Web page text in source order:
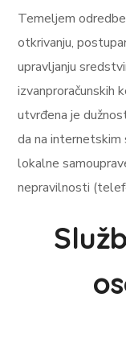
Temeljem
otkrivanju,
upravljanju
izvanproračunskih
utvrđena je
da na internetskim
lokalne
nepravilnosti